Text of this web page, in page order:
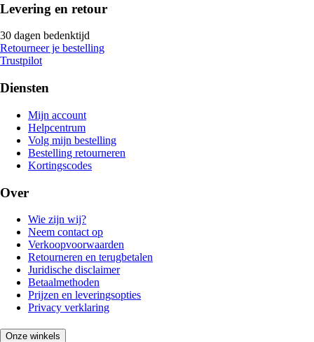
Levering en retour
30 dagen bedenktijd
Retourneer je bestelling
Trustpilot
Diensten
Mijn account
Helpcentrum
Volg mijn bestelling
Bestelling retourneren
Kortingscodes
Over
Wie zijn wij?
Neem contact op
Verkoopvoorwaarden
Retourneren en terugbetalen
Juridische disclaimer
Betaalmethoden
Prijzen en leveringsopties
Privacy verklaring
Onze winkels